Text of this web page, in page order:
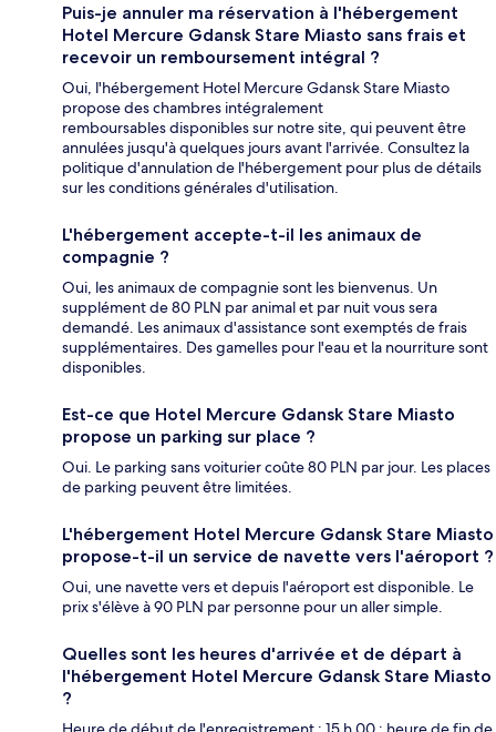
Puis-je annuler ma réservation à l'hébergement
Hotel Mercure Gdansk Stare Miasto sans frais et
recevoir un remboursement intégral ?
Oui, l'hébergement Hotel Mercure Gdansk Stare Miasto
propose des chambres intégralement
remboursables disponibles sur notre site, qui peuvent être
annulées jusqu'à quelques jours avant l'arrivée. Consultez la
politique d'annulation de l'hébergement pour plus de détails
sur les conditions générales d'utilisation.
L'hébergement accepte-t-il les animaux de
compagnie ?
Oui, les animaux de compagnie sont les bienvenus. Un
supplément de 80 PLN par animal et par nuit vous sera
demandé. Les animaux d'assistance sont exemptés de frais
supplémentaires. Des gamelles pour l'eau et la nourriture sont
disponibles.
Est-ce que Hotel Mercure Gdansk Stare Miasto
propose un parking sur place ?
Oui. Le parking sans voiturier coûte 80 PLN par jour. Les places
de parking peuvent être limitées.
L'hébergement Hotel Mercure Gdansk Stare Miasto
propose-t-il un service de navette vers l'aéroport ?
Oui, une navette vers et depuis l'aéroport est disponible. Le
prix s'élève à 90 PLN par personne pour un aller simple.
Quelles sont les heures d'arrivée et de départ à
l'hébergement Hotel Mercure Gdansk Stare Miasto
?